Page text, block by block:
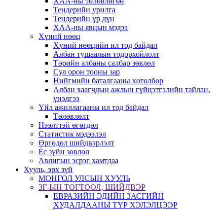
Тендерийн урилга
Тендерийн үр дүн
ХАА-ны явцын мэдээ
Хүний нөөц
Хүний нөөцийн ил тод байдал
Албан тушаалын тодорхойлолт
Төрийн албаны салбар зөвлөл
Сул орон тооны зар
Нийгмийн баталгааны хөтөлбөр
Албан хаагчдын ажлын гүйцэтгэлийн тайлан,
үнэлгээ
Үйл ажиллагааны ил тод байдал
Төлөвлөлт
Нээлттэй өгөгдөл
Статистик мэдээлэл
Өргөдөл шийдвэрлэлт
Ёс зүйн зөвлөл
Авлигын эсрэг хамтдаа
Хууль, эрх зүй
МОНГОЛ УЛСЫН ХУУЛЬ
ЗГ-ЫН ТОГТООЛ, ШИЙДВЭР
ЕВРАЗИЙН ЭДИЙН ЗАСГИЙН
ХУДАЛДААНЫ ТҮР ХЭЛЭЛЦЭЭР